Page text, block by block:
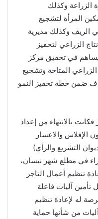
الزراعة وكذلك
المرأة لتشجيع
الريف وكذلك مديرية
الزراعي لتحفيز
في تحقيق مركز
المتاحة وتشجيع
ضمن خطة تحفيز النمو
بالانتهاء من إعداد
الإفلاس والاعسار
التشريع والرأي)
في مطلع شهر نيسان،
تنظيم أعمال التاجر
تأمين آليات فاعلة
له لإعادة تنظيم
من شأنها حماية